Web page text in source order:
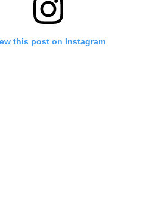
this post on Instagram